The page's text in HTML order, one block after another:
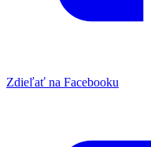
Zdieľať na Facebooku